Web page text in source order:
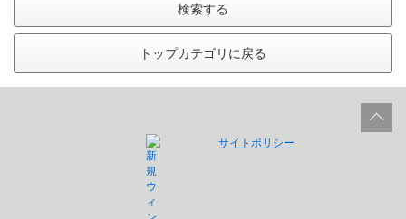
検索する
トップカテゴリに戻る
サイトポリシー